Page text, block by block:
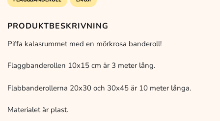
PRODUKTBESKRIVNING
Piffa kalasrummet med en mörkrosa banderoll!
Flaggbanderollen 10x15 cm är 3 meter lång.
Flabbanderollerna 20x30 och 30x45 är 10 meter långa.
Materialet är plast.